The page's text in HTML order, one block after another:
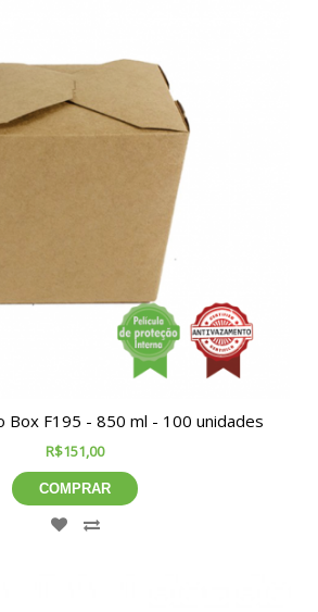
Box F195 - 850 ml - 100 unidades
R$151,00
COMPRAR